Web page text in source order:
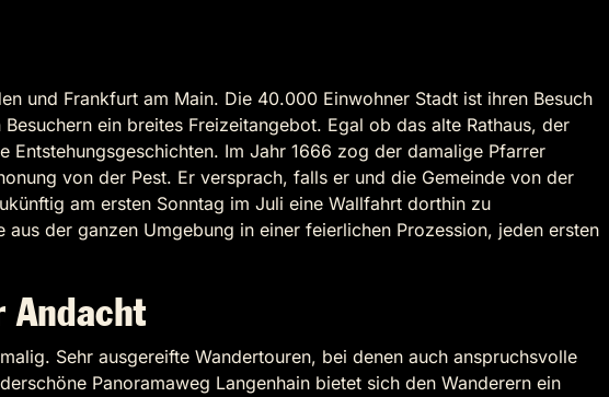
und Frankfurt am Main. Die 40.000 Einwohner Stadt ist ihren Besuch
ein breites Freizeitangebot. Egal ob das alte Rathaus, der
Im Jahr 1666 zog der damalige Pfarrer
von der Pest. Er versprach, falls er und die Gemeinde von der
am ersten Sonntag im Juli eine Wallfahrt dorthin zu
der ganzen Umgebung in einer feierlichen Prozession, jeden ersten
Andacht
Sehr ausgereifte Wandertouren, bei denen auch anspruchsvolle
Panoramaweg Langenhain bietet sich den Wanderern ein